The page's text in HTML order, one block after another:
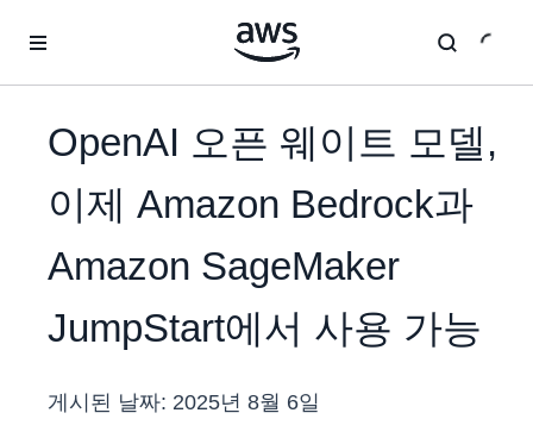
OpenAI 오픈 웨이트 모델,
이제 Amazon Bedrock과
Amazon SageMaker
JumpStart에서 사용 가능
게시된 날짜: 2025년 8월 6일